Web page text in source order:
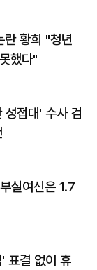
란 황희 "청년
했다"
성접대' 수사 검
실여신은 1.7
표결 없이 휴